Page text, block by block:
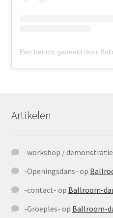
Artikelen
-workshop /
-Openingsdans- op
-contact- op Ballroom-
-Groeples- op Ballroom-